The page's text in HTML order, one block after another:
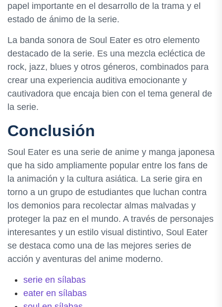
papel importante en el desarrollo de la trama y el
estado de ánimo de la serie.
La banda sonora de Soul Eater es otro elemento
destacado de la serie. Es una mezcla ecléctica de
rock, jazz, blues y otros géneros, combinados para
crear una experiencia auditiva emocionante y
cautivadora que encaja bien con el tema general de
la serie.
Conclusión
Soul Eater es una serie de anime y manga japonesa
que ha sido ampliamente popular entre los fans de
la animación y la cultura asiática. La serie gira en
torno a un grupo de estudiantes que luchan contra
los demonios para recolectar almas malvadas y
proteger la paz en el mundo. A través de personajes
interesantes y un estilo visual distintivo, Soul Eater
se destaca como una de las mejores series de
acción y aventuras del anime moderno.
serie en sílabas
eater en sílabas